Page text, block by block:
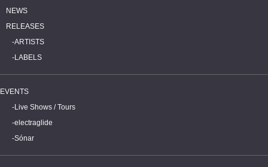
NEWS
RELEASES
ARTISTS
LABELS
EVENTS
Live Shows / Tours
electraglide
Sónar